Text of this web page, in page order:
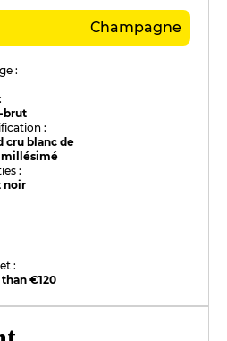
Champagne
:
brut
:
cru blanc de
millésimé
:
noir
:
€120